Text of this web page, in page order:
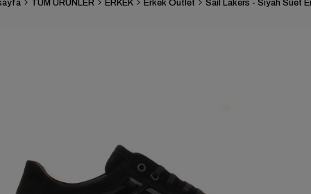
TÜM ÜRÜNLER ERKEK Erkek Outlet